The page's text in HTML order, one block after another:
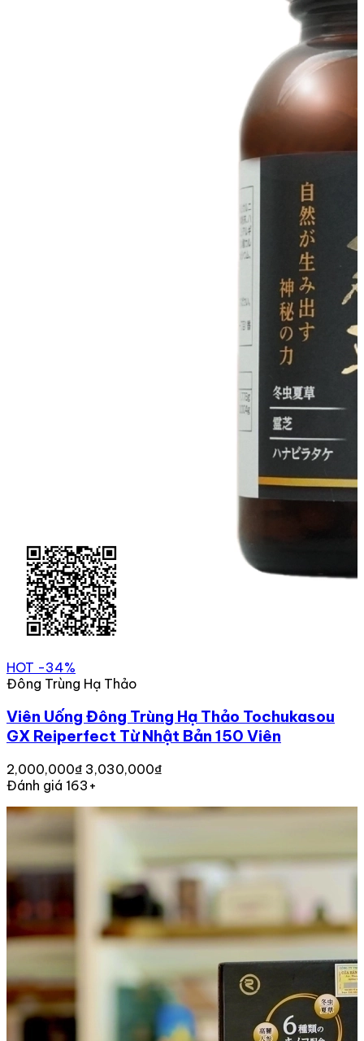
HOT -34%
Đông Trùng Hạ Thảo
Viên Uống Đông Trùng Hạ Thảo Tochukasou
GX Reiperfect Từ Nhật Bản 150 Viên
2,000,000₫ 3,030,000₫
Đánh giá 163+